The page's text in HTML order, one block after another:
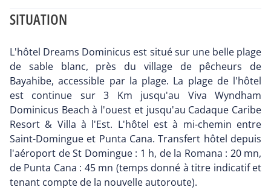
SITUATION
L'hôtel Dreams Dominicus est situé sur une belle plage
de sable blanc, près du village de pêcheurs de
Bayahibe, accessible par la plage. La plage de l'hôtel
est continue sur 3 Km jusqu'au Viva Wyndham
Dominicus Beach à l'ouest et jusqu'au Cadaque Caribe
Resort & Villa à l'Est. L'hôtel est à mi-chemin entre
Saint-Domingue et Punta Cana. Transfert hôtel depuis
l'aéroport de St Domingue : 1 h, de la Romana : 20 mn,
de Punta Cana : 45 mn (temps donné à titre indicatif et
tenant compte de la nouvelle autoroute).